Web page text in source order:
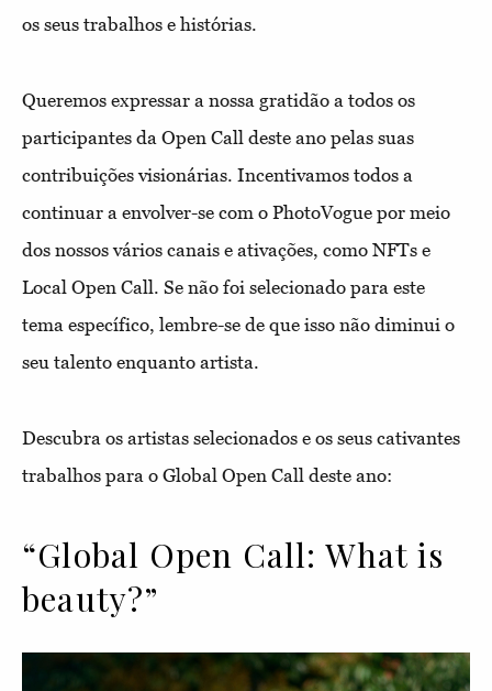
os seus trabalhos e histórias.
Queremos expressar a nossa gratidão a todos os
participantes da Open Call deste ano pelas suas
contribuições visionárias. Incentivamos todos a
continuar a envolver-se com o PhotoVogue por meio
dos nossos vários canais e ativações, como NFTs e
Local Open Call. Se não foi selecionado para este
tema específico, lembre-se de que isso não diminui o
seu talento enquanto artista.
Descubra os artistas selecionados e os seus cativantes
trabalhos para o Global Open Call deste ano:
“Global Open Call: What is
beauty?”